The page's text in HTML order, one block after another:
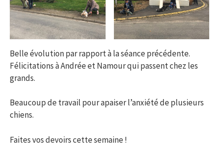
Belle évolution par rapport à la séance précédente.
Félicitations à Andrée et Namour qui passent chez les
grands.
Beaucoup de travail pour apaiser l’anxiété de plusieurs
chiens.
Faites vos devoirs cette semaine !